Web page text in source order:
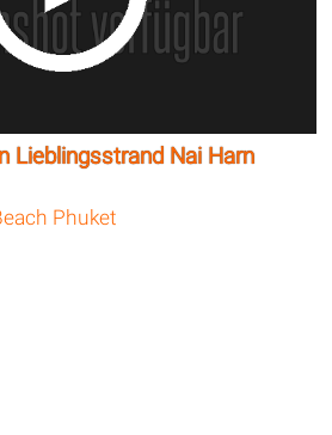
Lieblingsstrand Nai Harn
Phuket